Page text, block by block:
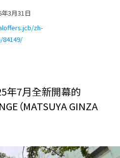
3月31日
zh-
年7月全新開幕的
（MATSUYA GINZA